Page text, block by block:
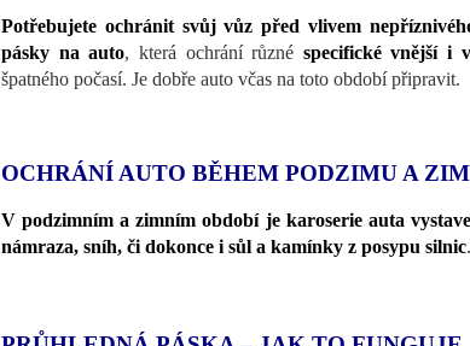
Potřebujete ochránit svůj vůz před vlivem
pásky na auto, která ochrání různé specifické vnější i
špatného počasí. Je dobře auto včas na toto období připravit.
OCHRÁNÍ AUTO BĚHEM PODZIMU A
V podzimním a zimním období je karoserie auta
námraza, sníh, či dokonce i sůl a kamínky z posypu silnic